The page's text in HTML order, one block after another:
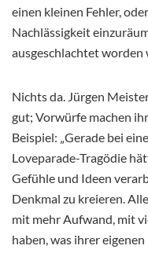
einen kleinen Fehler,
Nachlässigkeit
ausgeschlachtet worden
Nichts da. Jürgen
gut; Vorwürfe machen
Beispiel: „Gerade bei
Loveparade-Tragödie
Gefühle und Ideen
Denkmal zu kreieren.
mit mehr Aufwand, mit
haben, was ihrer